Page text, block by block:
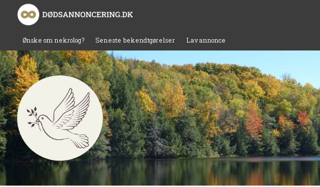
Ønske om nekrolog? Seneste bekendtgørelser Lav annonce